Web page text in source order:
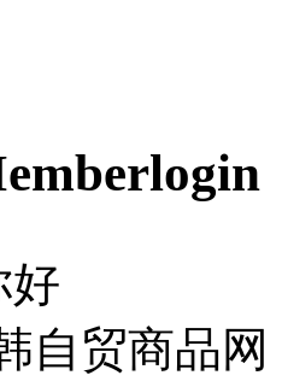
login
好
自贸商品网